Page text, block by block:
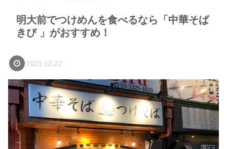
明大前でつけめんを食べるなら「中華そば
きび 」がおすすめ！
2023.10.22